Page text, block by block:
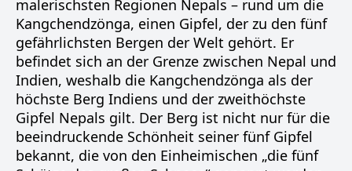
malerischsten Regionen Nepals – rund um die
Kangchendzönga, einen Gipfel, der zu den fünf
gefährlichsten Bergen der Welt gehört. Er
befindet sich an der Grenze zwischen Nepal und
Indien, weshalb die Kangchendzönga als der
höchste Berg Indiens und der zweithöchste
Gipfel Nepals gilt. Der Berg ist nicht nur für die
beeindruckende Schönheit seiner fünf Gipfel
bekannt, die von den Einheimischen „die fünf